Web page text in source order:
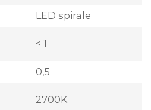
LED spirale
< 1
0,5
2700K